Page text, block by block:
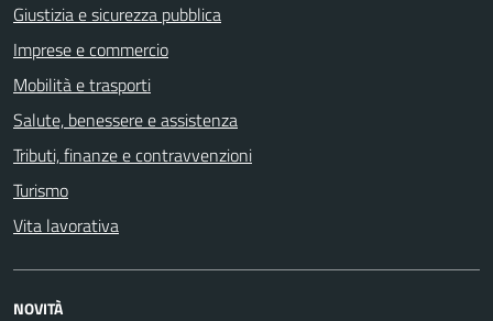
Giustizia e sicurezza pubblica
Imprese e commercio
Mobilità e trasporti
Salute, benessere e assistenza
Tributi, finanze e contravvenzioni
Turismo
Vita lavorativa
NOVITÀ